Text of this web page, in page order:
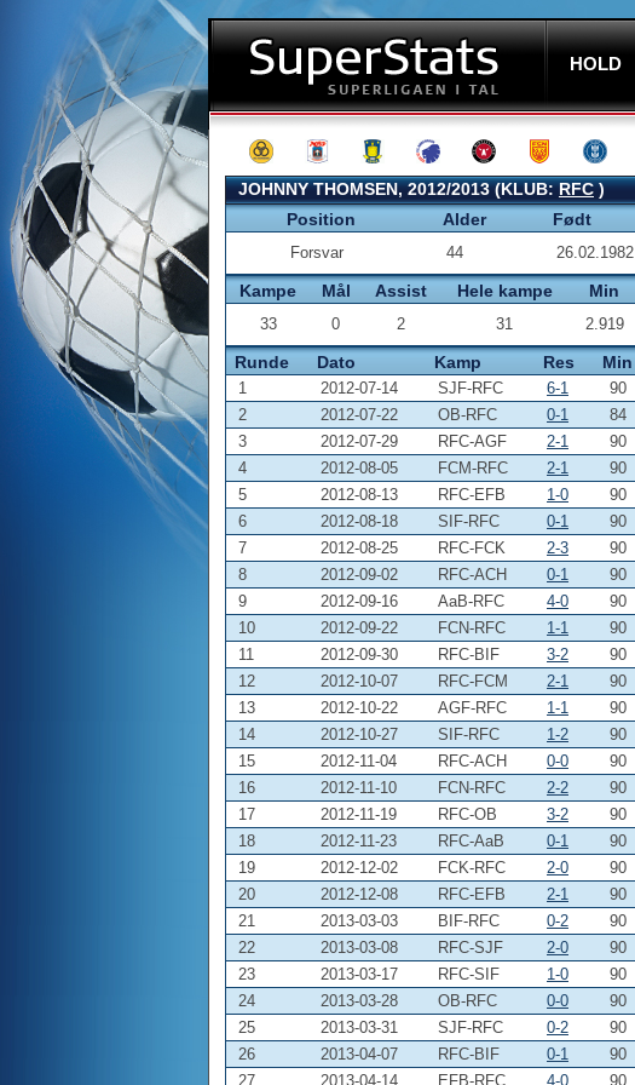
HOLD
JOHNNY THOMSEN, 2012/2013 (KLUB:RFC)
Position
Alder Født
Forsvar 44 26.02.1982
Kampe Mål Assist Hele kampe Min
33 0 2 31 2.919
Runde Dato Kamp Res Min
1 2012-07-14 SJF-RFC 6-1
90
2
2012-07-22 OB-RFC 0-1
84
3
2012-07-29 RFC-AGF 2-1 90
4
2012-08-05 FCM-RFC 2-1
90
5
2012-08-13 RFC-EFB 1-0
90
6
2012-08-18 SIF-RFC 0-1
90
7
2012-08-25 RFC-FCK 2-3
90
8
2012-09-02 RFC-ACH 0-1
90
9
2012-09-16 AaB-RFC 4-0
90
10
2012-09-22 FCN-RFC 1-1
90
11
2012-09-30 RFC-BIF 3-2 90
12
2012-10-07 RFC-FCM 2-1 90
13
2012-10-22 AGF-RFC 1-1
90
14
2012-10-27 SIF-RFC 1-2
90
15
2012-11-04 RFC-ACH 0-0
90
16
2012-11-10 FCN-RFC 2-2 90
17
2012-11-19 RFC-OB 3-2
90
18
2012-11-23 RFC-AaB 0-1
90
19
2012-12-02 FCK-RFC 2-0
90
20
2012-12-08 RFC-EFB 2-1
90
21
2013-03-03 BIF-RFC 0-2
90
22
2013-03-08 RFC-SJF 2-0
90
23
2013-03-17 RFC-SIF 1-0
90
24
2013-03-28 OB-RFC 0-0
90
25
2013-03-31 SJF-RFC 0-2
90
26
2013-04-07 RFC-BIF 0-1
90
27
2013-04-14 EFB-RFC 4-0 90